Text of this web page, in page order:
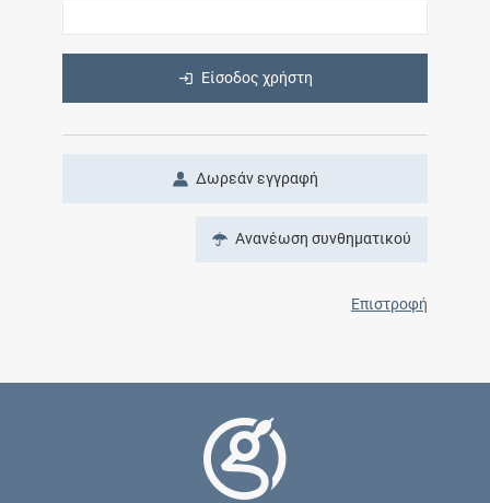
Είσοδος χρήστη
Δωρεάν εγγραφή
Ανανέωση συνθηματικού
Επιστροφή